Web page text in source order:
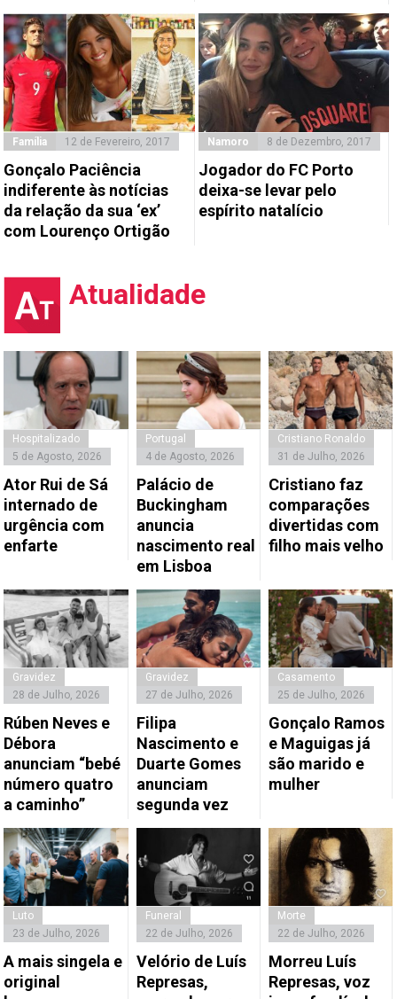
Família 12 de Fevereiro, 2017
Gonçalo Paciência
indiferente às notícias
da relação da sua ‘ex’
com Lourenço Ortigão
Namoro 8 de Dezembro, 2017
Jogador do FC Porto
deixa-se levar pelo
espírito natalício
Atualidade
Hospitalizado
5 de Agosto, 2026
Ator Rui de Sá
internado de
urgência com
enfarte
Portugal
4 de Agosto, 2026
Palácio de
Buckingham
anuncia
nascimento real
em Lisboa
Cristiano Ronaldo
31 de Julho, 2026
Cristiano faz
comparações
divertidas com
filho mais velho
Gravidez
28 de Julho, 2026
Rúben Neves e
Débora
anunciam “bebé
número quatro
a caminho”
Gravidez
27 de Julho, 2026
Filipa
Nascimento e
Duarte Gomes
anunciam
segunda vez
Casamento
25 de Julho, 2026
Gonçalo Ramos
e Maguigas já
são marido e
mulher
Luto
23 de Julho, 2026
A mais singela e
original
Funeral
22 de Julho, 2026
Velório de Luís
Represas,
Morte
22 de Julho, 2026
Morreu Luís
Represas, voz